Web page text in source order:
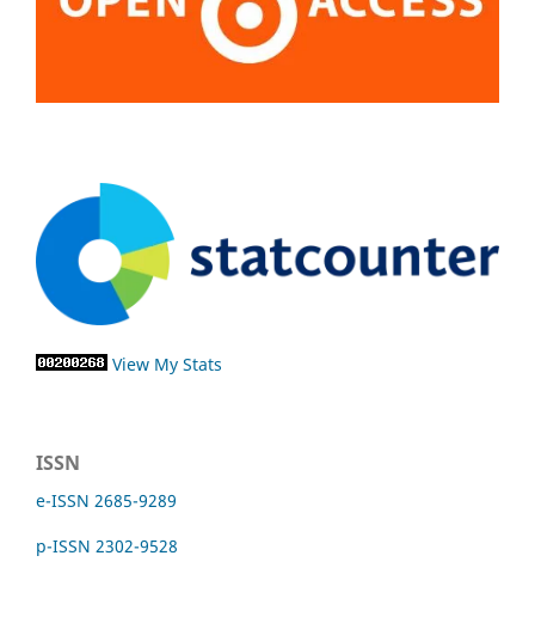
View My Stats
ISSN
e-ISSN 2685-9289
p-ISSN 2302-9528